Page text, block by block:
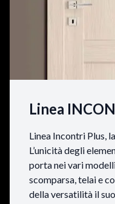
Linea
Linea Incontri Plus,
L’unicità degli
porta nei vari
scomparsa, telai e
della versatilità il